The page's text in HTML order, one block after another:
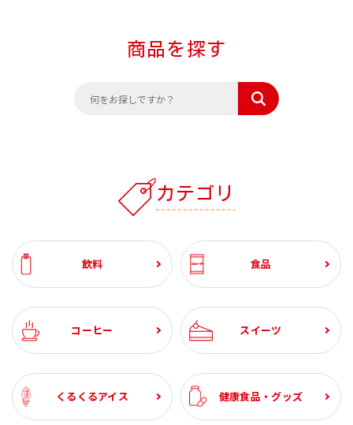
商品を探す
カテゴリ
飲料 食品
コーヒー スイーツ
くるくるアイス 健康食品・グッズ